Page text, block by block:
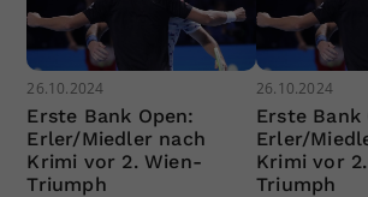
26.10.2024
Erste Bank Open:
Erler/Miedler nach
Krimi vor 2. Wien-
Triumph
26.10.2024
Erste Bank
Erler/
Krimi vor
Triumph